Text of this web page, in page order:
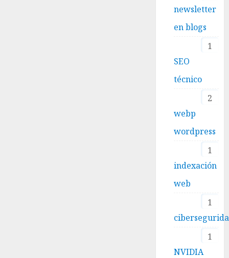
newsletter
en blogs
1
SEO
técnico
2
webp
wordpress
1
indexación
web
1
1
NVIDIA